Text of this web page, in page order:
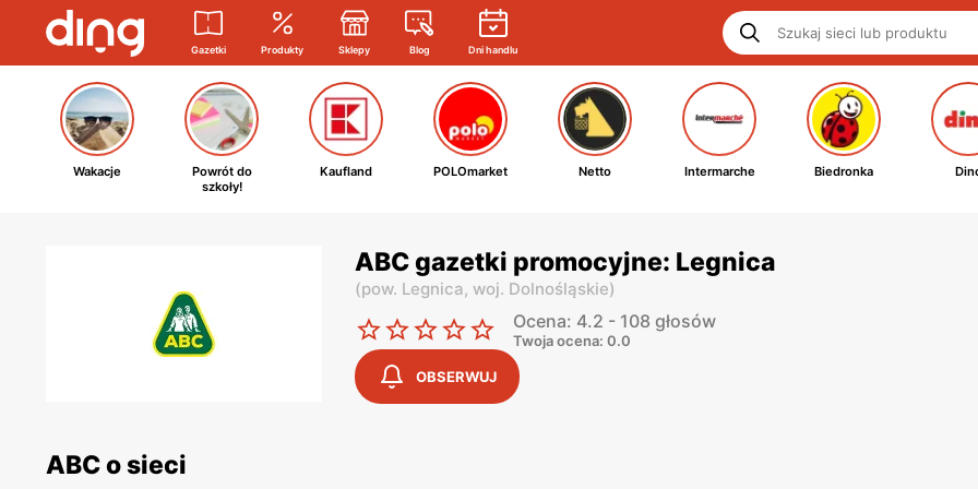
Gazetki Produkty Sklepy Blog Dni handlu
Wakacje
Powrót do
szkoły!
Kaufland POLOmarket Netto Intermarche Biedronka
ABC gazetki promocyjne: Legnica
(pow. Legnica, woj. Dolnośląskie)
Ocena: 4.2 - 108 głosów
Twoja ocena: 0.0
OBSERWUJ
ABC o sieci